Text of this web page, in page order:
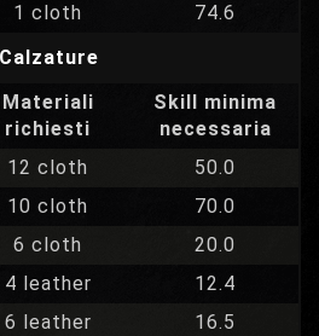
1 cloth
74.6
Calzature
Materiali
richiesti
Skill minima
necessaria
12 cloth
50.0
10 cloth
70.0
6 cloth
20.0
4 leather
12.4
6 leather
16.5